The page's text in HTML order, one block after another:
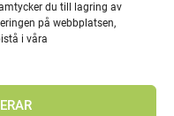
du till lagring av
på webbplatsen,
i våra
rättigheter reserverade